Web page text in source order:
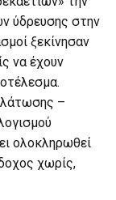
ύδρευσης στην
ξεκίνησαν
να έχουν
–
ολοκληρωθεί
χωρίς,